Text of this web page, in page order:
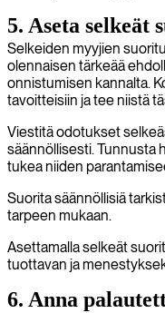
5. Aseta
Selkeiden myyjien
olennaisen tärkeää
onnistumisen kannalta.
tavoitteisiin ja tee niistä
Viestitä odotukset
säännöllisesti. Tunnusta
tukea niiden
Suorita säännöllisiä
tarpeen mukaan.
Asettamalla selkeät
tuottavan ja
6. Anna